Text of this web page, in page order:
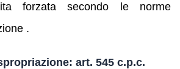
forzata secondo le norme
.
art. 545 c.p.c.